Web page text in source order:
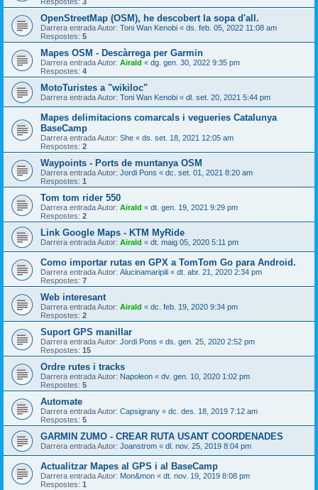
OpenStreetMap (OSM), he descobert la sopa d'all.
Darrera entrada Autor: Toni Wan Kenobi « ds. feb. 05, 2022 11:08 am
Respostes: 5
Mapes OSM - Descàrrega per Garmin
Darrera entrada Autor: Airald « dg. gen. 30, 2022 9:35 pm
Respostes: 4
MotoTuristes a "wikiloc"
Darrera entrada Autor: Toni Wan Kenobi « dl. set. 20, 2021 5:44 pm
Mapes delimitacions comarcals i vegueries Catalunya
BaseCamp
Darrera entrada Autor: She « ds. set. 18, 2021 12:05 am
Respostes: 2
Waypoints - Ports de muntanya OSM
Darrera entrada Autor: Jordi Pons « dc. set. 01, 2021 8:20 am
Respostes: 1
Tom tom rider 550
Darrera entrada Autor: Airald « dt. gen. 19, 2021 9:29 pm
Respostes: 2
Link Google Maps - KTM MyRide
Darrera entrada Autor: Airald « dt. maig 05, 2020 5:11 pm
Como importar rutas en GPX a TomTom Go para Android.
Darrera entrada Autor: Alucinamaripili « dt. abr. 21, 2020 2:34 pm
Respostes: 7
Web interesant
Darrera entrada Autor: Airald « dc. feb. 19, 2020 9:34 pm
Respostes: 2
Suport GPS manillar
Darrera entrada Autor: Jordi Pons « ds. gen. 25, 2020 2:52 pm
Respostes: 15
Ordre rutes i tracks
Darrera entrada Autor: Napoleon « dv. gen. 10, 2020 1:02 pm
Respostes: 5
Automate
Darrera entrada Autor: Capsigrany « dc. des. 18, 2019 7:12 am
Respostes: 5
GARMIN ZUMO - CREAR RUTA USANT COORDENADES
Darrera entrada Autor: Joanstrom « dl. nov. 25, 2019 8:04 pm
Actualitzar Mapes al GPS i al BaseCamp
Darrera entrada Autor: Mon&mon « dt. nov. 19, 2019 8:08 pm
Respostes: 1